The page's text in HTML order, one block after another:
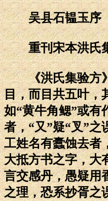
吴县石韫玉序
重刊宋本洪氏
《洪氏集验方》
目，而目共五叶，
如“黄牛角鳃”或有
者，“又”疑“叉”
工姓名有蠹蚀去者
大抵方书之字，大
言交感丹，愚疑用
之理，恐系抄胥之